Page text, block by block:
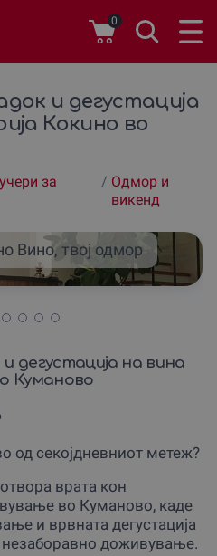
0
и дегустација
Кокино во
за
/ Одмор и
викенд
Вино, твој одмор
дегустација на вина
Куманово
од секојдневниот метеж?
врата кон
во Куманово, каде
и врвната дегустација
незаборавно доживување.